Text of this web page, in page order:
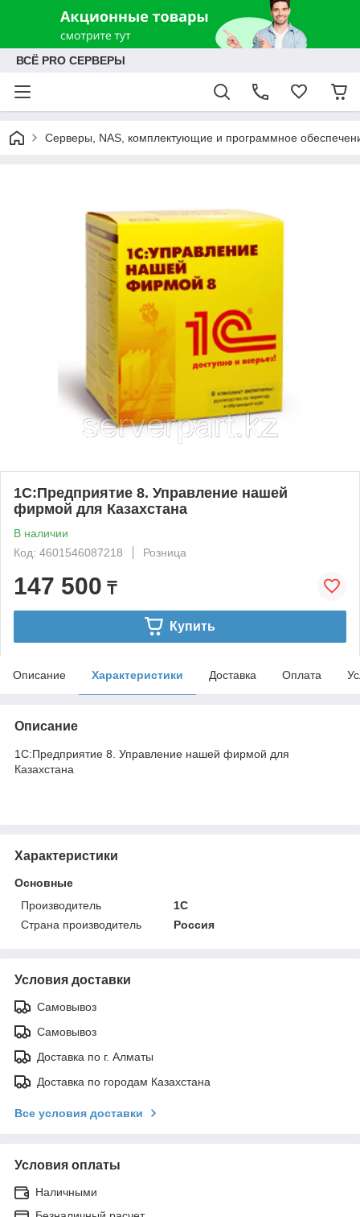
ВСЁ PRO СЕРВЕРЫ
Серверы, NAS, комплектующие и программное
1С:Предприятие 8. Управление нашей
фирмой для Казахстана
В наличии
Код: 4601546087218
Розница
147 500 ₸
Купить
Описание Характеристики Доставка Оплата
Описание
1С:Предприятие 8. Управление нашей фирмой для
Казахстана
Характеристики
Основные
Производитель
1С
Страна производитель
Россия
Условия доставки
Самовывоз
Самовывоз
Доставка по г. Алматы
Доставка по городам Казахстана
Все условия доставки
Условия оплаты
Наличными